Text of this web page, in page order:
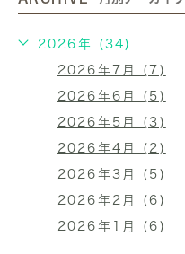
2026年 (34)
2026年7月 (7)
2026年6月 (5)
2026年5月 (3)
2026年4月 (2)
2026年3月 (5)
2026年2月 (6)
2026年1月 (6)